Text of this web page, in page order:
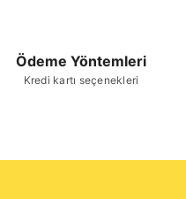
Ödeme Yöntemleri
Kredi kartı seçenekleri